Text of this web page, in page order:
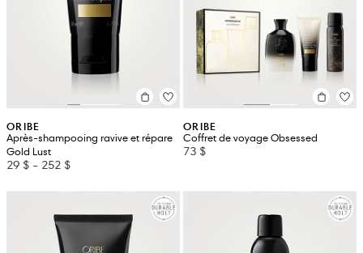
ORIBE
Après-shampooing ravive et répare
Gold Lust
29 $ - 252 $
ORIBE
Coffret de voyage Obsessed
73 $